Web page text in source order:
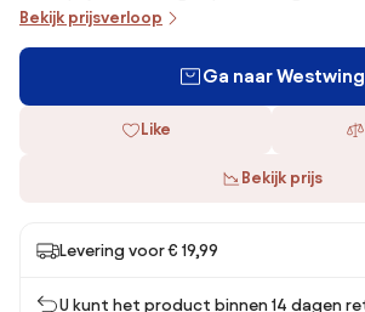
Bekijk prijsverloop
Ga naar Westwing
Like
Bekijk prijs
Levering voor € 19,99
U kunt het product binnen 14 dagen